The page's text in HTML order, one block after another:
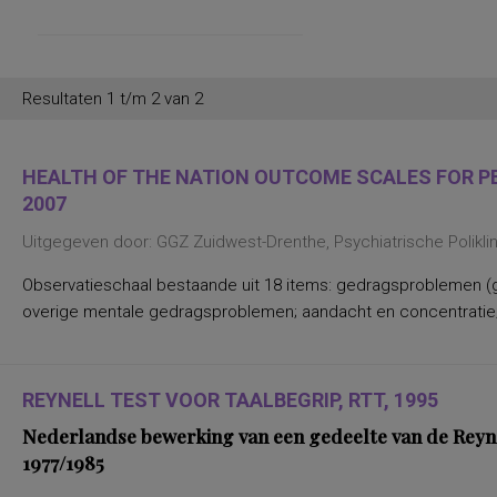
persoonlijkheidstrekken
persoonlijkheidskenmerken
regelvaardigheid
rekenen en wiskunde
sociaal-emotioneel functioneren en
spannings- en vermijdingsaspecten van
interpersoonlijk gedrag
spanningsbehoefte
ADHD, ODD en CD
taalvaardigheid, receptief
toestandsangst en angstdispositie
Nederlands leesvaardigheid, Nederlands
Resultaten 1 t/m 2 van 2
HEALTH OF THE NATION OUTCOME SCALES FOR
2007
Uitgegeven door: GGZ Zuidwest-Drenthe, Psychiatrische
Observatieschaal bestaande uit 18 items:
overige mentale gedragsproblemen; aandacht en
REYNELL TEST VOOR TAALBEGRIP, RTT, 1995
Nederlandse bewerking van een gedeelte van de
1977/1985